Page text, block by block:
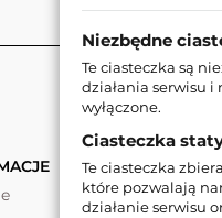
Niezbędne
Te ciasteczka są
działania serwisu i
wyłączone.
Ciasteczka
Te ciasteczka
które pozwalają
działanie serwisu